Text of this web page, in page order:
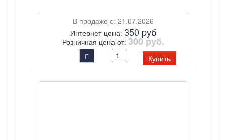
В продаже с: 21.07.2026
Интернет-цена: 350 pуб
Розничная цена от: 300 руб.
Купить